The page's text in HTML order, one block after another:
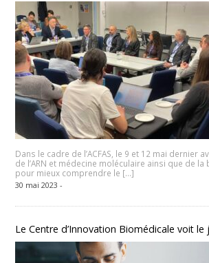
Dans le cadre de l’ACFAS, le 9 et 12 mai dernier
de l’ARN et médecine moléculaire ainsi que de
pour mieux comprendre le […]
30 mai 2023 -
Le Centre d’Innovation Biomédicale voit